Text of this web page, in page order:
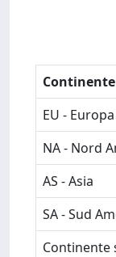
Continente
EU - Europa
NA - Nord
AS - Asia
SA - Sud
Continente